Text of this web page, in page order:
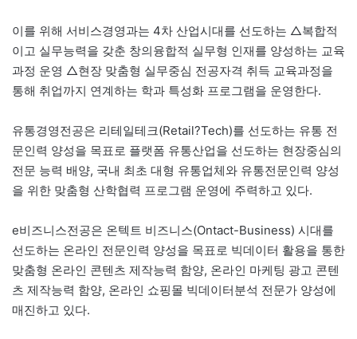
이를 위해 서비스경영과는 4차 산업시대를 선도하는 △복합적
이고 실무능력을 갖춘 창의융합적 실무형 인재를 양성하는 교육
과정 운영 △현장 맞춤형 실무중심 전공자격 취득 교육과정을
통해 취업까지 연계하는 학과 특성화 프로그램을 운영한다.
유통경영전공은 리테일테크(Retail?Tech)를 선도하는 유통 전
문인력 양성을 목표로 플랫폼 유통산업을 선도하는 현장중심의
전문 능력 배양, 국내 최초 대형 유통업체와 유통전문인력 양성
을 위한 맞춤형 산학협력 프로그램 운영에 주력하고 있다.
e비즈니스전공은 온텍트 비즈니스(Ontact-Business) 시대를
선도하는 온라인 전문인력 양성을 목표로 빅데이터 활용을 통한
맞춤형 온라인 콘텐츠 제작능력 함양, 온라인 마케팅 광고 콘텐
츠 제작능력 함양, 온라인 쇼핑몰 빅데이터분석 전문가 양성에
매진하고 있다.